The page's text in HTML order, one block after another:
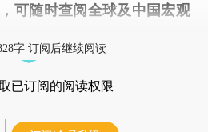
，可随时查阅全球及中国宏观
字 订阅后继续阅读
已订阅的阅读权限